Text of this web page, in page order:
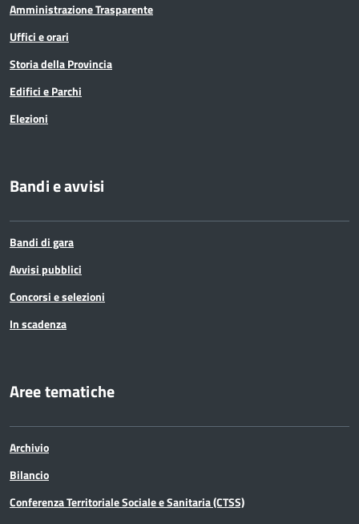
Amministrazione Trasparente
Uffici e orari
Storia della Provincia
Edifici e Parchi
Elezioni
Bandi e avvisi
Bandi di gara
Avvisi pubblici
Concorsi e selezioni
In scadenza
Aree tematiche
Archivio
Bilancio
Conferenza Territoriale Sociale e Sanitaria (CTSS)